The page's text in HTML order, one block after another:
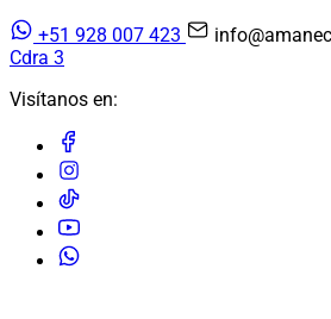
+51 928 007 423
Cdra 3
Visítanos en: